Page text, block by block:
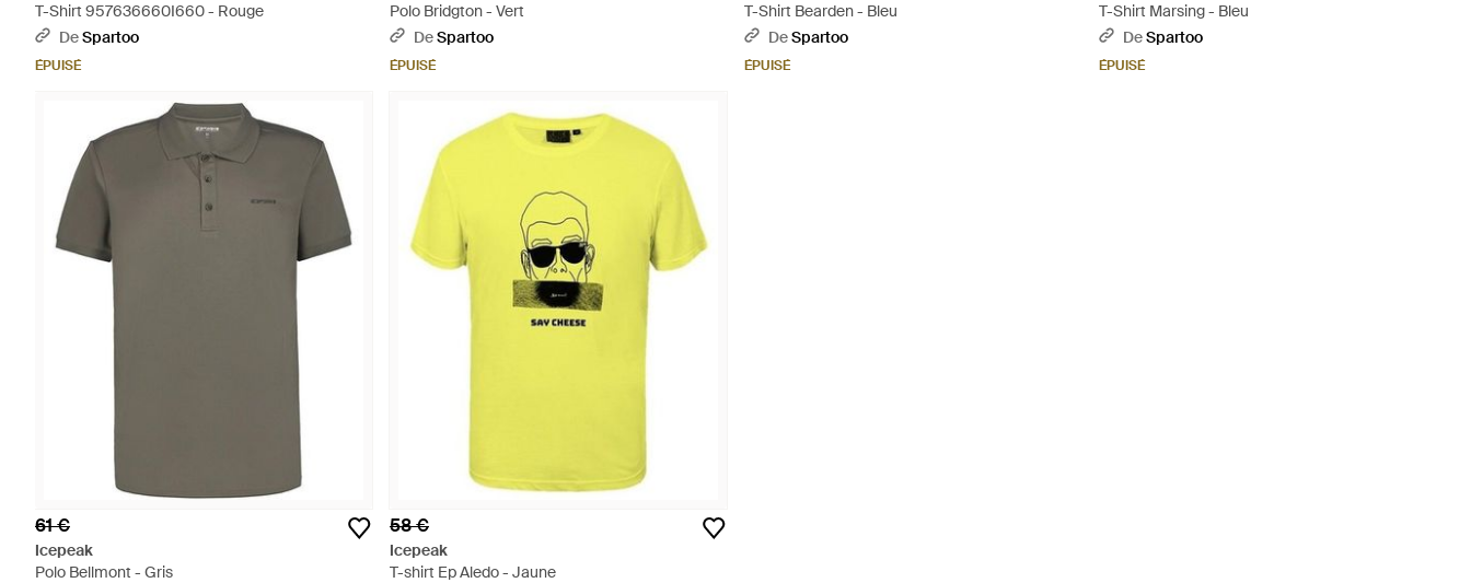
T-Shirt 957636660I660 - Rouge
DeSpartoo
ÉPUISÉ
Polo Bridgton - Vert
DeSpartoo
ÉPUISÉ
T-Shirt Bearden - Bleu
DeSpartoo
ÉPUISÉ
T-Shirt Marsing - Bleu
DeSpartoo
ÉPUISÉ
61 €
Icepeak
Polo Bellmont - Gris
58 €
Icepeak
T-shirt Ep Aledo - Jaune